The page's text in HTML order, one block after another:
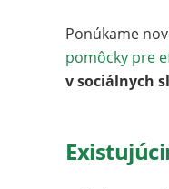
Ponúkame
pomôcky pre
v sociálnych